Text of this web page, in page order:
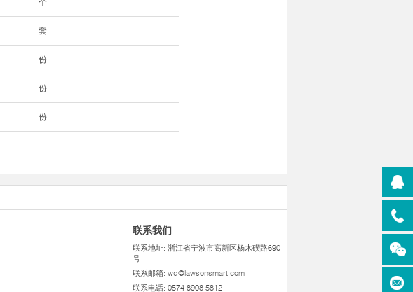
套
份
份
份
联系我们
联系地址: 浙江省宁波市高新区杨木碶路690
号
联系邮箱: wd@lawsonsmart.com
联系电话: 0574 8908 5812